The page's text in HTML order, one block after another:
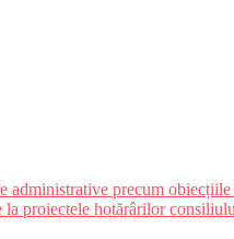
precum
proiectele hotărârilor